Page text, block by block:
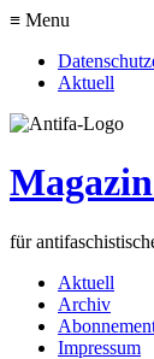
≡ Menu
Aktuell
für
Aktuell
Archiv
Impressum